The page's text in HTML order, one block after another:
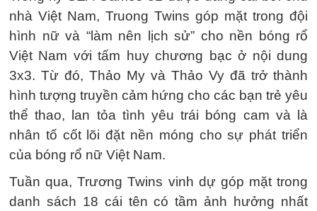
nhà Việt Nam, Truong Twins góp mặt trong đội
hình nữ và “làm nên lịch sử” cho nền bóng rổ
Việt Nam với tấm huy chương bạc ở nội dung
3x3. Từ đó, Thảo My và Thảo Vy đã trở thành
hình tượng truyền cảm hứng cho các bạn trẻ yêu
thể thao, lan tỏa tình yêu trái bóng cam và là
nhân tố cốt lõi đặt nền móng cho sự phát triển
của bóng rổ nữ Việt Nam.
Tuần qua, Trương Twins vinh dự góp mặt trong
danh sách 18 cái tên có tầm ảnh hưởng nhất